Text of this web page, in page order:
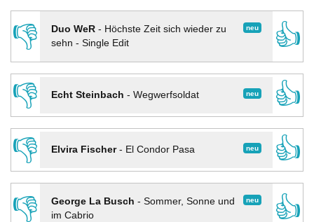
👎
neu
Duo WeR- Höchste Zeit sich wieder zu
sehn - Single Edit
👍
👎
neu
Echt Steinbach - Wegwerfsoldat
👍
👎
neu
Elvira Fischer- El Condor Pasa
👍
👎
neu
George La Busch - Sommer, Sonne und
im Cabrio
👍